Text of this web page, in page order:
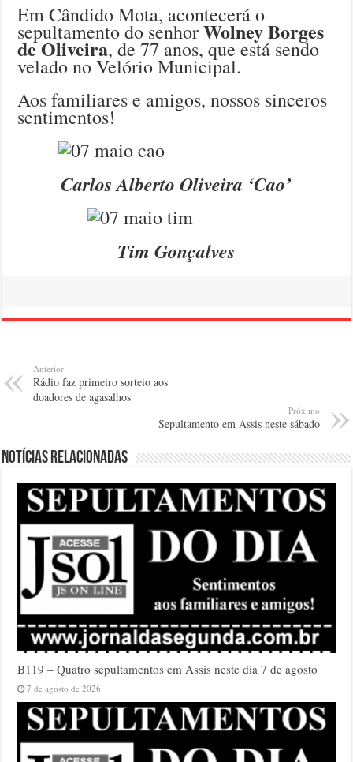
Em Cândido Mota, acontecerá o
sepultamento do senhorWolney Borges
de Oliveira, de 77 anos, que está sendo
velado no Velório Municipal.
Aos familiares e amigos, nossos sinceros
sentimentos!
Carlos Alberto Oliveira ‘Cao’
Tim Gonçalves
Anterior
Rádio faz primeiro sorteio aos
doadores de agasalhos
Próximo
Sepultamento em Assis neste sábado
Notícias relacionadas
B119 – Quatro sepultamentos em Assis neste dia 7 de agosto
7 de agosto de 2026